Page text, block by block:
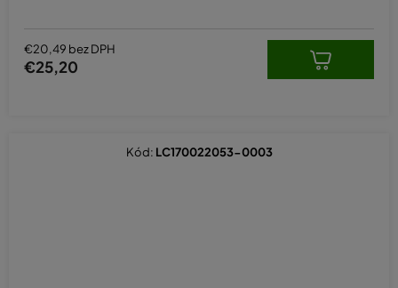
€20,49 bez DPH
€25,20
Kód: LC170022053-0003